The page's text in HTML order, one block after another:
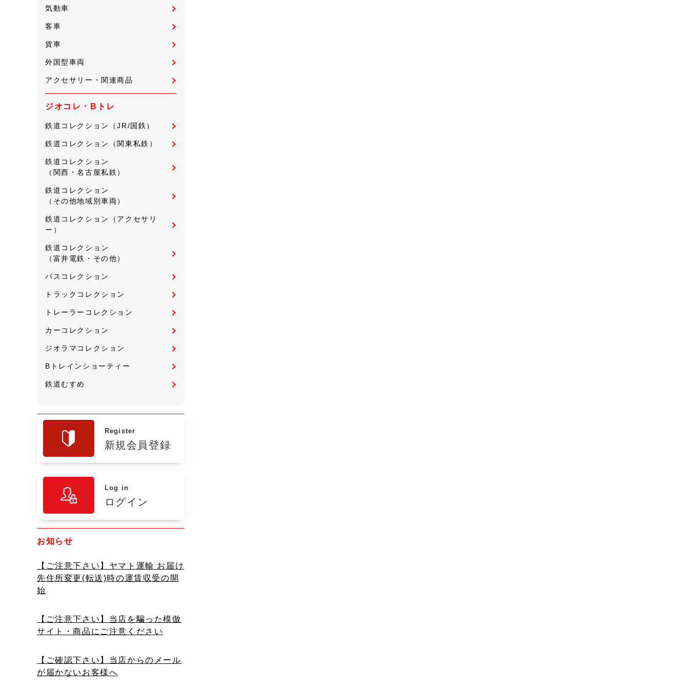
気動車
客車
貨車
外国型車両
アクセサリー・関連商品
ジオコレ・Bトレ
鉄道コレクション（JR/国鉄）
鉄道コレクション（関東私鉄）
鉄道コレクション
（関西・名古屋私鉄）
鉄道コレクション
（その他地域別車両）
鉄道コレクション（アクセサリ
ー）
鉄道コレクション
（富井電鉄・その他）
バスコレクション
トラックコレクション
トレーラーコレクション
カーコレクション
ジオラマコレクション
Bトレインショーティー
鉄道むすめ
Register
新規会員登録
Log in
ログイン
お知らせ
【ご注意下さい】ヤマト運輸 お届け
先住所変更(転送)時の運賃収受の開
始
【ご注意下さい】当店を騙った模倣
サイト・商品にご注意ください
【ご確認下さい】当店からのメール
が届かないお客様へ